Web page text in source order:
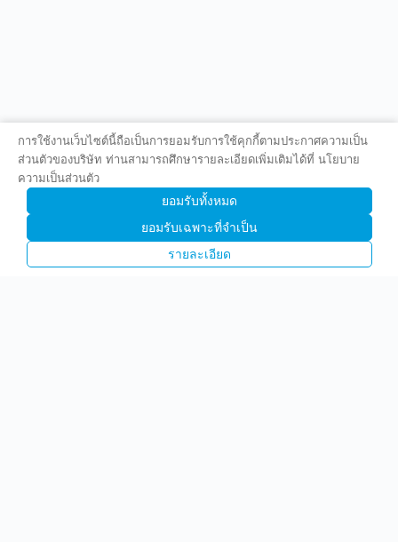
การใช้งานเว็บไซต์นี้ถือเป็นการยอมรับการใช้คุกกี้ตามประกาศความเป็น
ส่วนตัวของบริษัท ท่านสามารถศึกษารายละเอียดเพิ่มเติมได้ที่ นโยบาย
ความเป็นส่วนตัว
ยอมรับทั้งหมด
ยอมรับเฉพาะที่จำเป็น
รายละเอียด